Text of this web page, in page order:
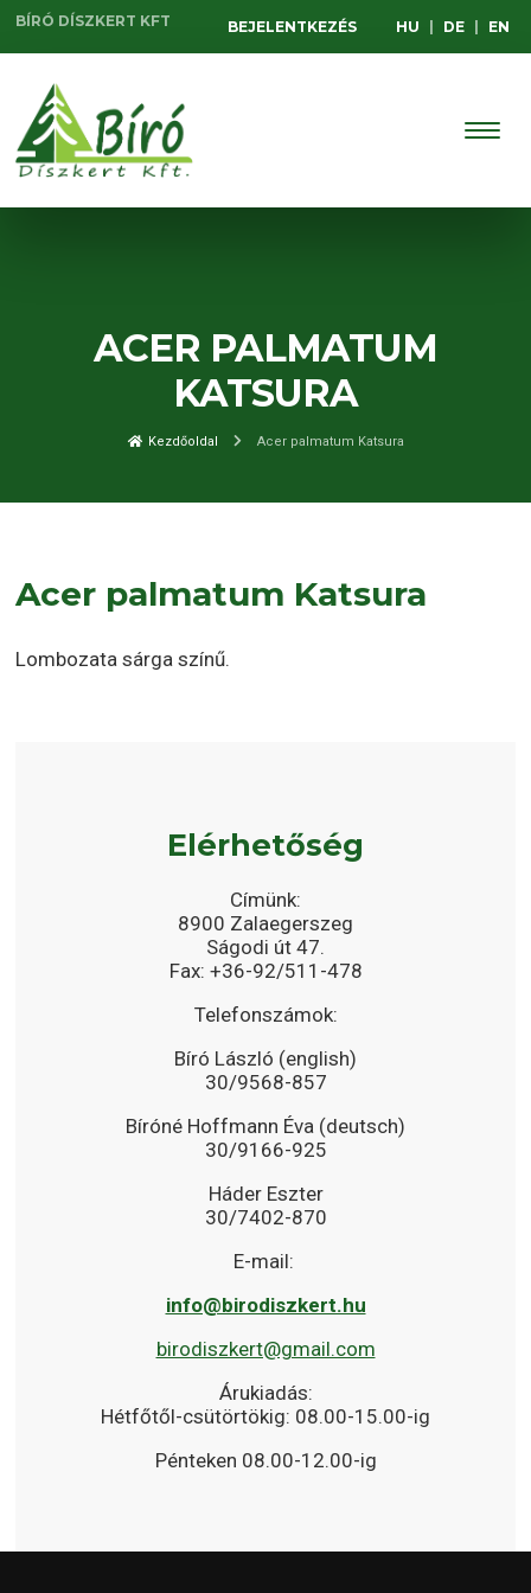
BÍRÓ DÍSZKERT KFT BEJELENTKEZÉS HU DE EN
ACER PALMATUM
KATSURA
Kezdőoldal Acer palmatum Katsura
Acer palmatum Katsura
Lombozata sárga színű.
Elérhetőség
Címünk:
8900 Zalaegerszeg
Ságodi út 47.
Fax: +36-92/511-478
Telefonszámok:
Bíró László (english)
30/9568-857
Bíróné Hoffmann Éva (deutsch)
30/9166-925
Háder Eszter
30/7402-870
E-mail:
info@birodiszkert.hu
birodiszkert@gmail.com
Árukiadás:
Hétfőtől-csütörtökig: 08.00-15.00-ig
Pénteken 08.00-12.00-ig